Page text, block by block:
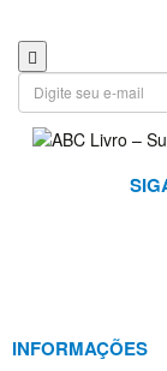
Medicina
Política
Pré-
INFORMAÇÕES